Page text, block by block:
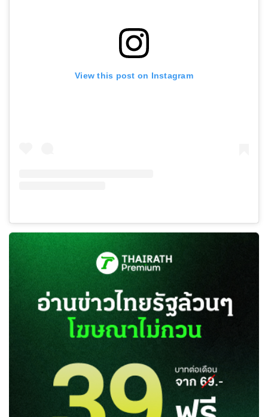
View this post on Instagram